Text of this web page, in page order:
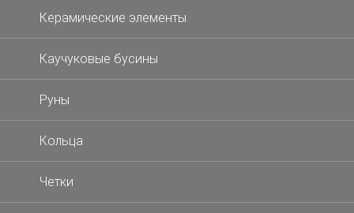
Керамические элементы
Каучуковые бусины
Руны
Кольца
Четки